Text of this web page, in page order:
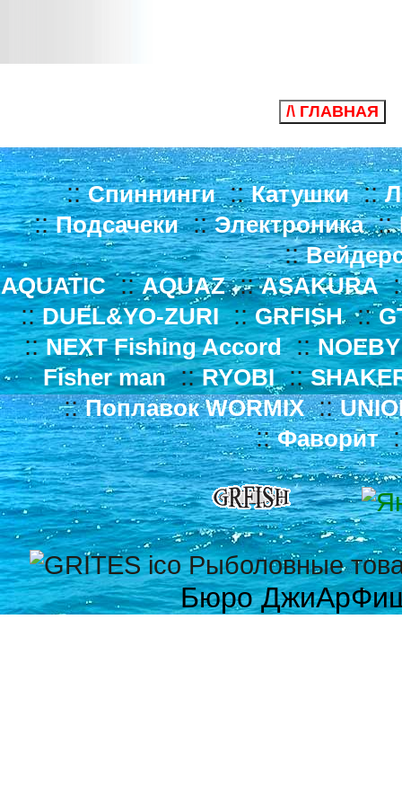
/\ ГЛАВНАЯ
::Спиннинги::Катушки::
::Подсачеки::Электроника::
::
AQUATIC::AQUAZ::ASAKURA
::DUEL&YO-ZURI ::GRFISH::
::NEXT Fishing Accord::NOEBY
Fisher man::RYOBI ::
::Поплавок WORMIX::
::Фаворит
Бюро